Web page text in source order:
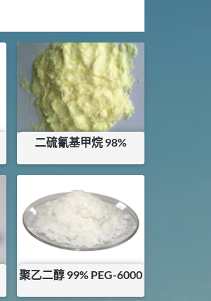
二硫氰基甲烷 98%
¥186
库存：0.1999
聚乙二醇 99% PEG-6000